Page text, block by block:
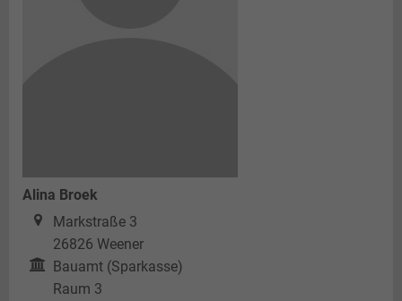
Alina Broek
Markstraße 3
26826 Weener
Bauamt (Sparkasse)
Raum 3